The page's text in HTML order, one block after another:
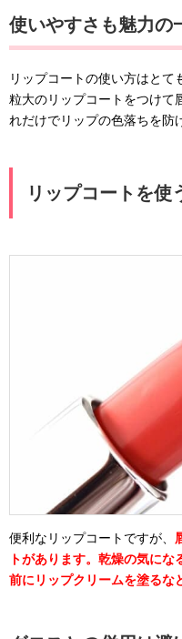
使いやすさも魅力の
リップコートの使い方はと
粒大のリップコートをつけて
れだけでリップの色落ちを防
リップコートを使
便利なリップコートですが、
トがあります。乾燥の気に
前にリップクリームを塗るな